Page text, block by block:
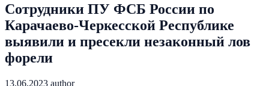
Сотрудники ПУ ФСБ России по
Карачаево-Черкесской Республике
выявили и пресекли незаконный лов
форели
13.06.2023 author